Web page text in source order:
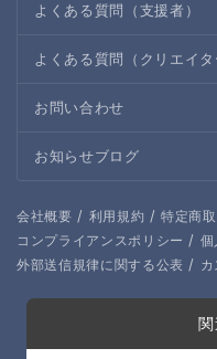
よくある質問（支援者）
よくある質問（クリエイタ
お問い合わせ
お知らせブログ
会社概要 / 利用規約 / 特定商
コンプライアンスポリシー / 個
外部送信規律に関する公表 /
関